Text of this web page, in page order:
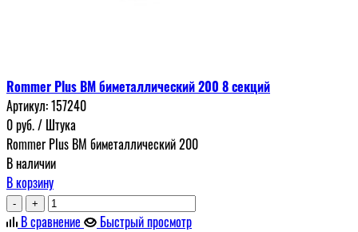
Rommer Plus BM биметаллический 200 8 секций
Артикул:157240
0руб./ Штука
Rommer Plus BM биметаллический 200
В наличии
В корзину
- +
В сравнение Быстрый просмотр